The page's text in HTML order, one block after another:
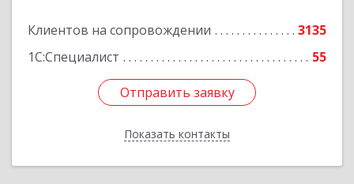
Клиентов на сопровождении
3135
1С:Специалист
55
Отправить заявку
Показать контакты
Отправить заявку
Назад